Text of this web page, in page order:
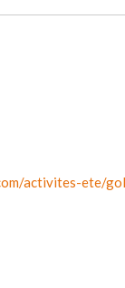
activites-ete/